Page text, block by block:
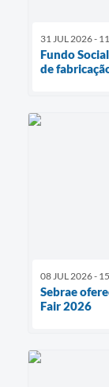
31 JUL 2026 -
Fundo
de
08 JUL 2026 -
Sebrae
Fair 2026